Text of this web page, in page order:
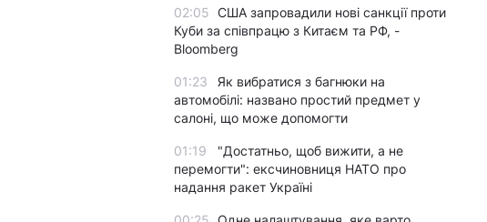
02:05 США запровадили нові санкції проти
Куби за співпрацю з Китаєм та РФ, -
Bloomberg
01:23
Як вибратися з багнюки на
автомобілі: названо простий предмет у
салоні, що може допомогти
01:19
"Достатньо, щоб вижити, а не
перемогти": ексчиновниця НАТО про
надання ракет Україні